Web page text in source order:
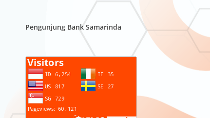
Pengunjung Bank Samarinda